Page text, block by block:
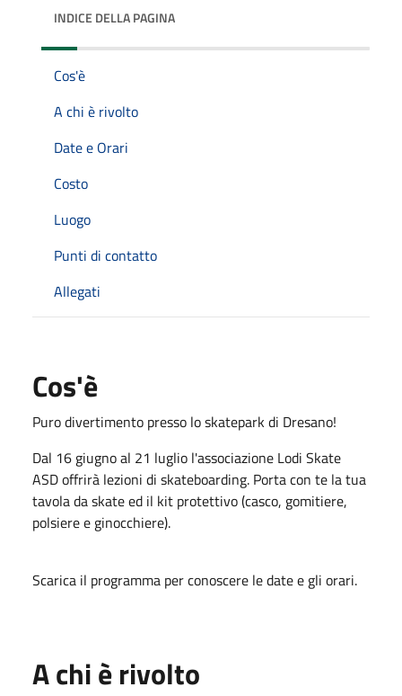
INDICE DELLA PAGINA
Cos'è
A chi è rivolto
Date e Orari
Costo
Luogo
Punti di contatto
Allegati
Cos'è
Puro divertimento presso lo skatepark di Dresano!
Dal 16 giugno al 21 luglio l'associazione Lodi Skate
ASD offrirà lezioni di skateboarding. Porta con te la tua
tavola da skate ed il kit protettivo (casco, gomitiere,
polsiere e ginocchiere).
Scarica il programma per conoscere le date e gli orari.
A chi è rivolto